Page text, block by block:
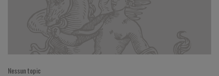
Nessun topic